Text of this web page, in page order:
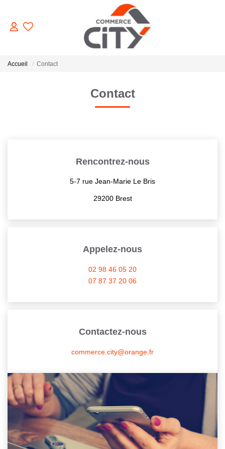
VENDRE
ESTIMER
GERER
CONTACT
Accueil Contact
Contact
Rencontrez-nous
5-7 rue Jean-Marie Le Bris
29200 Brest
Appelez-nous
02 98 46 05 20
07 87 37 20 06
Contactez-nous
commerce.city@orange.fr